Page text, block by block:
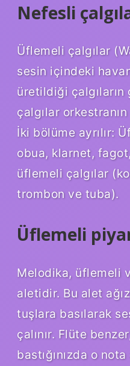
Nefesli
Üflemeli çalgılar
sesin içindeki
üretildiği çalgıların
çalgılar
İki bölüme ayrılır:
obua, klarnet,
üflemeli çalgılar
trombon ve tuba).
Üflemeli
Melodika, üflemeli
aletidir. Bu alet
tuşlara basılarak
çalınır. Flüte
bastığınızda o